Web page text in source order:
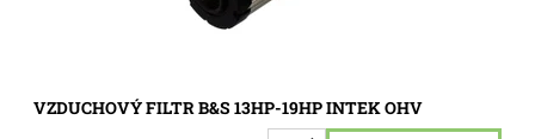
VZDUCHOVÝ FILTR B&S 13HP-19HP INTEK OHV